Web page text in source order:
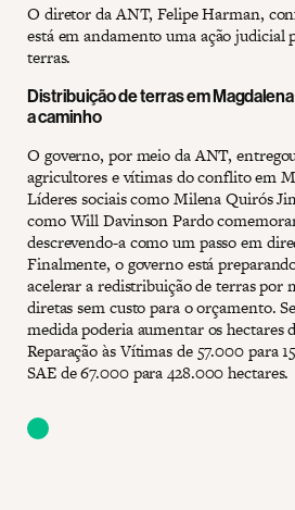
O diretor da ANT, Felipe Harman,
está em andamento uma ação judicial
terras.
Distribuição de terras em
a caminho
O governo, por meio da ANT,
agricultores e vítimas do conflito em
Líderes sociais como Milena Quirós
como Will Davinson Pardo
descrevendo-a como um passo em
Finalmente, o governo está
acelerar a redistribuição de terras por
diretas sem custo para o orçamento.
medida poderia aumentar os hectares
Reparação às Vítimas de 57.000 para
SAE de 67.000 para 428.000 hectares.